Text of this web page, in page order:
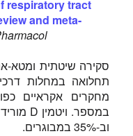
respiratory tract
and meta-
תחלואה במחלות
וב-35% במבוגרים.